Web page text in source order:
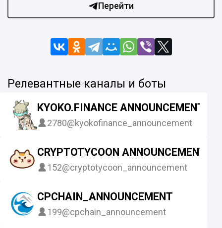
Перейти
Релевантные каналы и боты
KYOKO.FINANCE ANNOUNCEMENT
2780@kyokofinance_announcement
CRYPTOTYCOON ANNOUNCEMENT
152@cryptotycoon_announcement
CPCHAIN_ANNOUNCEMENT
199@cpchain_announcement